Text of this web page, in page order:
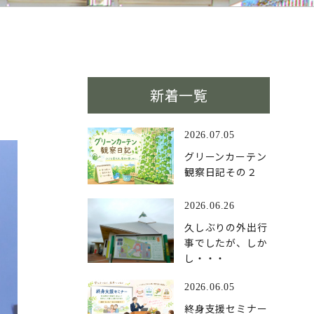
新着一覧
2026.07.05
グリーンカーテン
観察日記その２
2026.06.26
久しぶりの外出行
事でしたが、しか
し・・・
2026.06.05
終身支援セミナー